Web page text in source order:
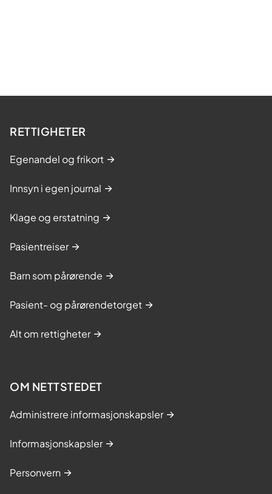
RETTIGHETER
Egenandel og frikort
Innsyn i egen journal
Klage og erstatning
Pasientreiser
Barn som pårørende
Pasient- og pårørendetorget
Alt om rettigheter
OM NETTSTEDET
Administrere informasjonskapsler
Informasjonskapsler
Personvern